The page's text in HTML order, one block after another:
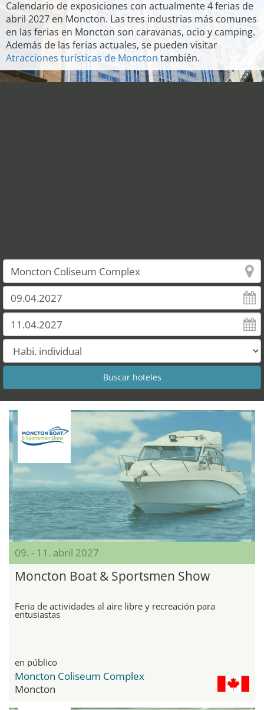
Calendario de exposiciones con actualmente 4 ferias de
abril 2027 en Moncton. Las tres industrias más comunes
en las ferias en Moncton son caravanas, ocio y camping.
Además de las ferias actuales, se pueden visitar
Atracciones turísticas de Moncton también.
09. - 11. abril 2027
Moncton Boat & Sportsmen Show
Feria de actividades al aire libre y recreación para
entusiastas
en público
Moncton Coliseum Complex
Moncton